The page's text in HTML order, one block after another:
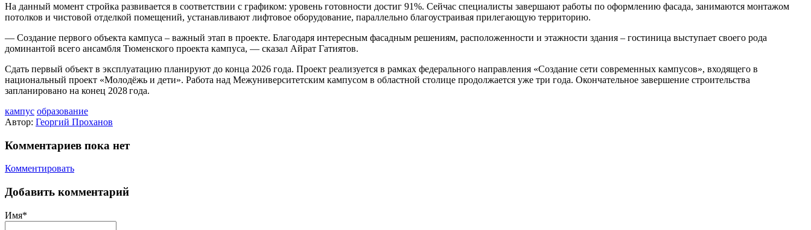
На данный момент стройка развивается в соответствии с графиком: уровень готовности достиг 91%. Сейчас специалисты завершают работы по оформлению фасада, занимаются монтажом
потолков и чистовой отделкой помещений, устанавливают лифтовое оборудование, параллельно благоустраивая прилегающую территорию.
— Создание первого объекта кампуса – важный этап в проекте. Благодаря интересным фасадным решениям, расположенности и этажности здания – гостиница выступает своего рода
доминантой всего ансамбля Тюменского проекта кампуса, — сказал Айрат Гатиятов.
Сдать первый объект в эксплуатацию планируют до конца 2026 года. Проект реализуется в рамках федерального направления «Создание сети современных кампусов», входящего в
национальный проект «Молодёжь и дети». Работа над Межуниверситетским кампусом в областной столице продолжается уже три года. Окончательное завершение строительства
запланировано на конец 2028 года.
кампус образование
Автор: Георгий Проханов
Комментариев пока нет
Комментировать
Добавить комментарий
Имя*